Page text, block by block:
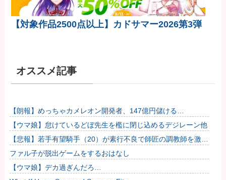
【対象作品2500点以上】カドサマー2026第3弾
オススメ記事
【朗報】めっちゃカメレオン開発者、147億円儲ける
wwwWwwww他
【ウマ娘】怠けているどぼ先生を檻に閉じ込めるデジレーン他
【悲報】若手有望騎手（20）が素行不良で師匠の調教師を激怒
させてしまい引退に追い込まれそう
ファル子が脱出ゲームをするおはなし
【ウマ娘】デカ過ぎんだろ…